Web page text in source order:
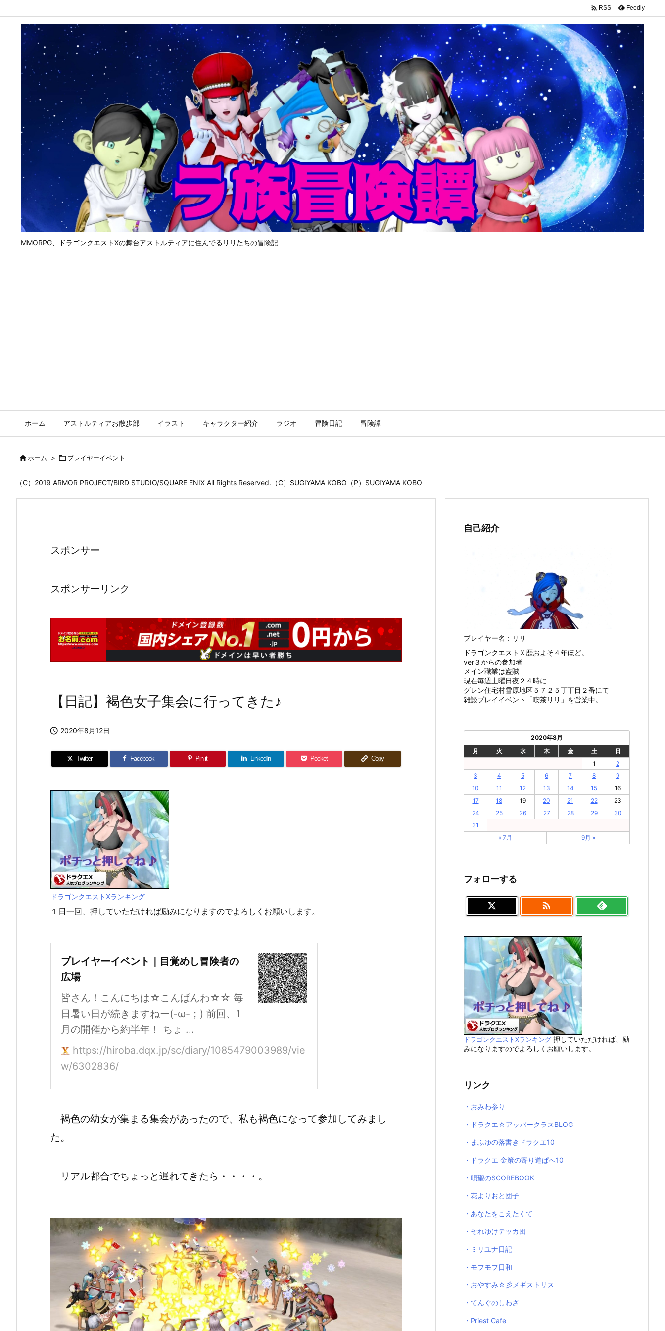
MMORPG、ドラゴンクエストⅩの舞台アストルティアに住んでるリリたちの冒険記
ホーム アストルティアお散歩部 イラスト キャラクター紹介 ラジオ 冒険日記 冒険譚
 RSS Feedly
ホーム > プレイヤーイベント
（C）2019 ARMOR PROJECT/BIRD STUDIO/SQUARE ENIX All Rights Reserved.（C）SUGIYAMA KOBO（P）SUGIYAMA KOBO
スポンサー
スポンサーリンク
【日記】褐色女子集会に行ってきた♪
 2020年8月12日
Twitter Facebook Pin it LinkedIn Pocket Copy
ドラゴンクエストXランキング
１日一回、押していただければ励みになりますのでよろしくお願いします。
プレイヤーイベント｜目覚めし冒険者の
広場
皆さん！こんにちは☆こんばんわ☆☆ 毎
日暑い日が続きますねー(-ω-；) 前回、1
月の開催から約半年！ ちょ ...
https://hiroba.dqx.jp/sc/diary/1085479003989/vie
w/6302836/
褐色の幼女が集まる集会があったので、私も褐色になって参加してみまし
た。
リアル都合でちょっと遅れてきたら・・・・。
自己紹介
プレイヤー名：リリ
ドラゴンクエストＸ歴およそ４年ほど。
ver３からの参加者
メイン職業は盗賊
現在毎週土曜日夜２４時に
グレン住宅村雪原地区５７２５丁丁目２番にて
雑談プレイイベント「喫茶リリ」を営業中。
2020年8月
月
火 水 木 金 土
日
1
2
3
4 5 6 7 8
9
10
11 12 13 14 15
16
17
18 19 20 21 22
23
24
25 26 27 28 29
30
31
« 7月
9月 »
フォローする

ドラゴンクエストXランキング 押していただければ、励
みになりますのでよろしくお願いします。
リンク
・おみわ参り
・ドラクエ☆アッパークラスBLOG
・まふゆの落書きドラクエ10
・ドラクエ 金策の寄り道ぱへ10
・唄聖のSCOREBOOK
・花よりおと団子
・あなたをこえたくて
・それゆけテッカ団
・ミリユナ日記
・モフモフ日和
・おやすみ☆彡メギストリス
・てんぐのしわざ
・Priest Cafe